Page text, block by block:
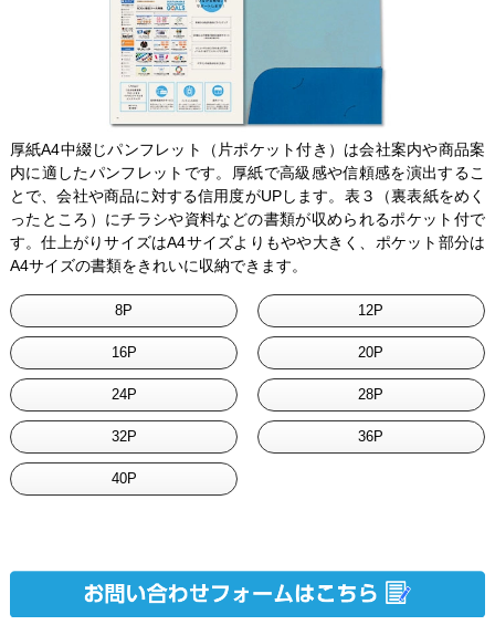
厚紙A4中綴じパンフレット（片ポケット付き）は会社案内や商品案
内に適したパンフレットです。厚紙で高級感や信頼感を演出するこ
とで、会社や商品に対する信用度がUPします。表３（裏表紙をめく
ったところ）にチラシや資料などの書類が収められるポケット付で
す。仕上がりサイズはA4サイズよりもやや大きく、ポケット部分は
A4サイズの書類をきれいに収納できます。
8P 12P
16P 20P
24P 28P
32P 36P
40P